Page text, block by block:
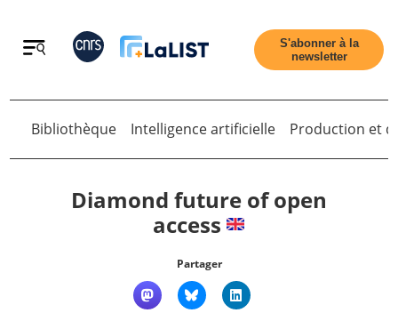
Retour
S'abonner à la
newsletter
Retour
Bibliothèque Intelligence artificielle Production et
Diamond future of open
access
Partager